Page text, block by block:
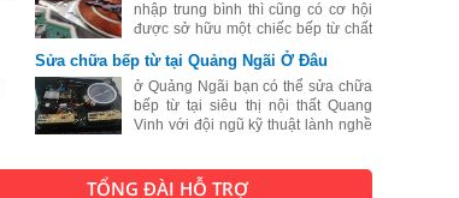
nhập trung bình thì cũng có cơ hội
được sở hữu một chiếc bếp từ chất
lượng tốt. Cũng chính vì vậy mà
hiện nay số lượng người dân sống
tại Sóc Trăng lựa chọn bếp từ để để
Sửa chữa bếp từ tại Quảng Ngãi Ở Đâu
ở Quảng Ngãi bạn có thể sửa chữa
bếp từ tại siêu thị nội thất Quang
Vinh với đội ngũ kỹ thuật lành nghề
hoạt động như lúc mới mua.
TỔNG ĐÀI HỖ TRỢ